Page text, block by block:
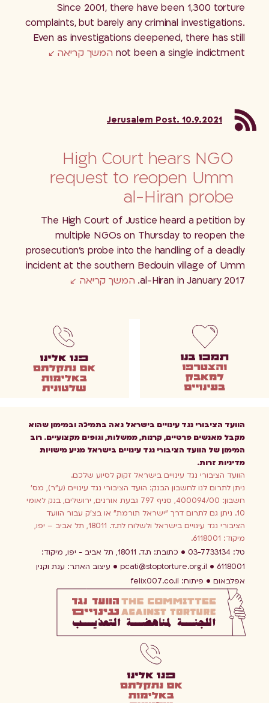
Since 2001, there have been 1,300 torture
complaints, but barely any criminal investigations.
Even as investigations deepened, there has still
not been a single indictment המשך קריאה
Jerusalem Post. 10.9.2021
High Court hears NGO
request to reopen Umm
al-Hiran probe
The High Court of Justice heard a petition by
multiple NGOs on Thursday to reopen the
prosecution’s probe into the handling of a deadly
incident at the southern Bedouin village of Umm
al-Hiran in January 2017. המשך קריאה
הוועד הציבורי נגד עינויים בישראל גאה בתמיכה ובמימון שהוא
מקבל מאנשים פרטיים, קרנות, ממשלות, וגופים מקצועיים. רוב
המימון של הוועד הציבורי נגד עינויים בישראל מגיע מישויות
מדיניות זרות.
הוועד הציבורי נגד עינויים בישראל זקוק לסיוע שלכם.
ניתן לתרום לנו לחשבון הבנק: הועד הציבורי נגד עינויים (ע”ר), מס’
חשבון: 400094/00, סניף 797 גבעת אורנים, ירושלים, בנק לאומי
10. ניתן גם לתרום דרך “ישראל תורמת” או בצ’ק עבור הוועד
הציבורי נגד עינויים בישראל ולשלוח לת.ד. 18011, תל אביב – יפו,
מיקוד: 6118001.
טל: 03-7733134
כתובת: ת.ד. 18011, תל אביב - יפו, מיקוד:
6118001
pcati@stoptorture.org.il עיצוב האתר: ענת וקנין
אפלבאום
פיתוח: felix007.co.il